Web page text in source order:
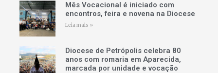
Mês Vocacional é iniciado com
encontros, feira e novena na Diocese
Leia mais »
Diocese de Petrópolis celebra 80
anos com romaria em Aparecida,
marcada por unidade e vocação